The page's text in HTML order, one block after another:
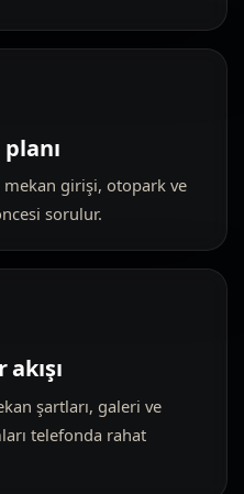
mekan girişi, otopark ve
sorulur.
şartları, galeri ve
telefonda rahat